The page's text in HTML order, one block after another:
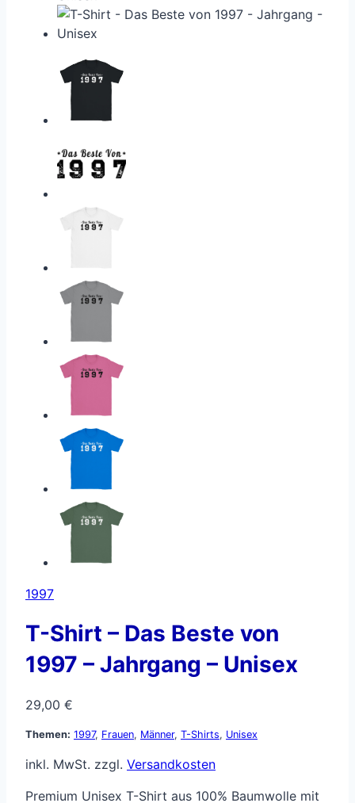
1997
T-Shirt – Das Beste von
1997 – Jahrgang – Unisex
29,00 €
Themen: 1997, Frauen, Männer, T-Shirts, Unisex
inkl. MwSt. zzgl. Versandkosten
Premium Unisex T-Shirt aus 100% Baumwolle mit